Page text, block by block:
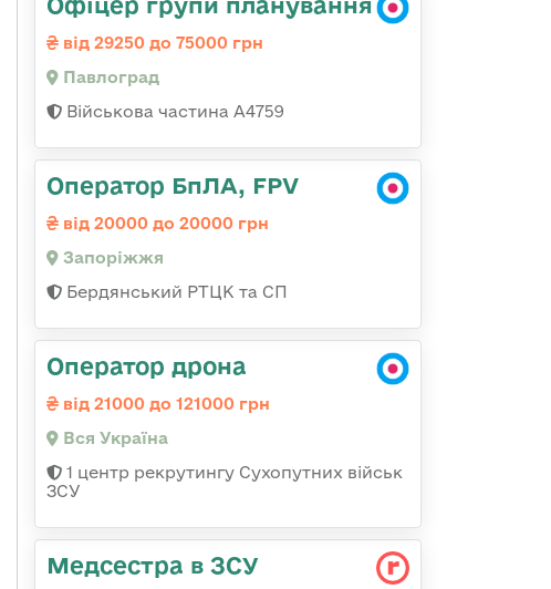
від 29250 до 75000 грн
Павлоград
Військова частина А4759
Оператор БпЛА, FPV
від 20000 до 20000 грн
Запоріжжя
Бердянський РТЦК та СП
Оператор дрона
від 21000 до 121000 грн
Вся Україна
1 центр рекрутингу Сухопутних військ
ЗСУ
Медсестра в ЗСУ